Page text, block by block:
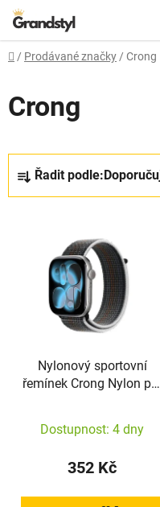
Přejít na obsah
Domů
/ Prodávané značky / Crong
Crong
Řazení produktů
Řadit podle:
Nylonový sportovní
řemínek Crong Nylon pro
(Midnight Run)
Dostupnost: 4 dny
352 Kč